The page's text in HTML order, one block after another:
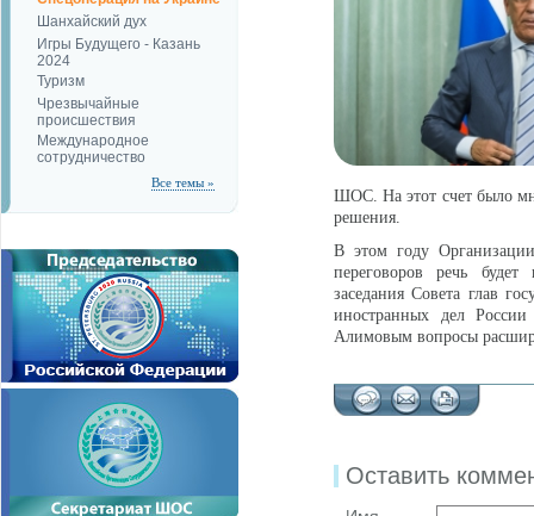
Шанхайский дух
Игры Будущего - Казань
2024
Туризм
Чрезвычайные
происшествия
Международное
сотрудничество
Все темы »
ШОС. На этот счет было
решения.
В этом году
переговоров речь
заседания Совета глав
иностранных дел
Алимовым вопросы
Оставить